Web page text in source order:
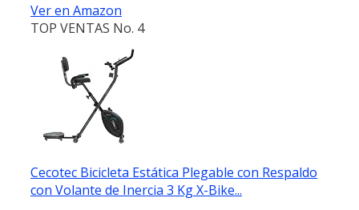
Ver en Amazon
TOP VENTAS No. 4
Cecotec Bicicleta Estática Plegable con Respaldo
con Volante de Inercia 3 Kg X-Bike...